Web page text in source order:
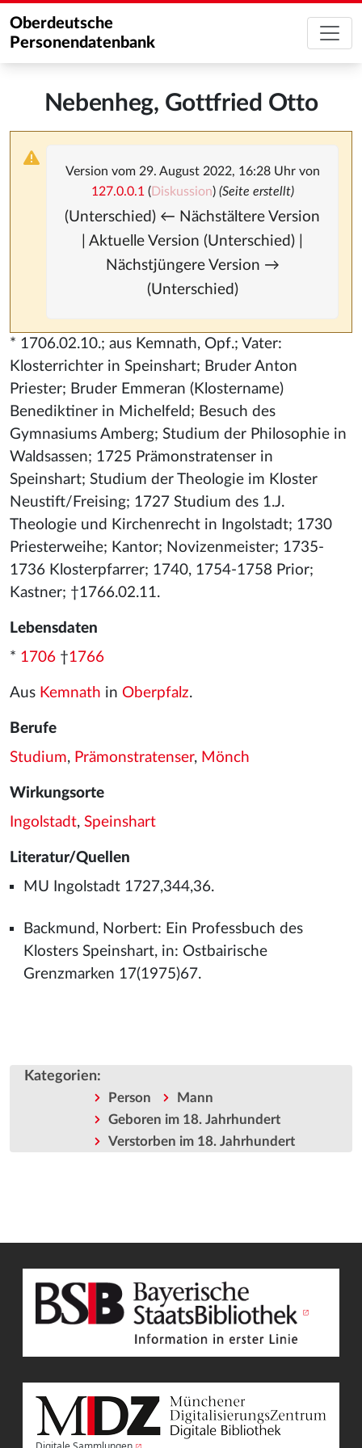
Oberdeutsche
Personendatenbank
Nebenheg, Gottfried Otto
Version vom 29. August 2022, 16:28 Uhr von
127.0.0.1 (Diskussion) (Seite erstellt)
(Unterschied) ← Nächstältere Version
| Aktuelle Version (Unterschied) |
Nächstjüngere Version →
(Unterschied)
* 1706.02.10.; aus Kemnath, Opf.; Vater:
Klosterrichter in Speinshart; Bruder Anton
Priester; Bruder Emmeran (Klostername)
Benediktiner in Michelfeld; Besuch des
Gymnasiums Amberg; Studium der Philosophie in
Waldsassen; 1725 Prämonstratenser in
Speinshart; Studium der Theologie im Kloster
Neustift/Freising; 1727 Studium des 1.J.
Theologie und Kirchenrecht in Ingolstadt; 1730
Priesterweihe; Kantor; Novizenmeister; 1735-
1736 Klosterpfarrer; 1740, 1754-1758 Prior;
Kastner; †1766.02.11.
Lebensdaten
* 1706 †1766
Aus Kemnath in Oberpfalz.
Berufe
Studium, Prämonstratenser, Mönch
Wirkungsorte
Ingolstadt, Speinshart
Literatur/Quellen
MU Ingolstadt 1727,344,36.
Backmund, Norbert: Ein Professbuch des
Klosters Speinshart, in: Ostbairische
Grenzmarken 17(1975)67.
Kategorien:
Person
Mann
Geboren im 18. Jahrhundert
Verstorben im 18. Jahrhundert